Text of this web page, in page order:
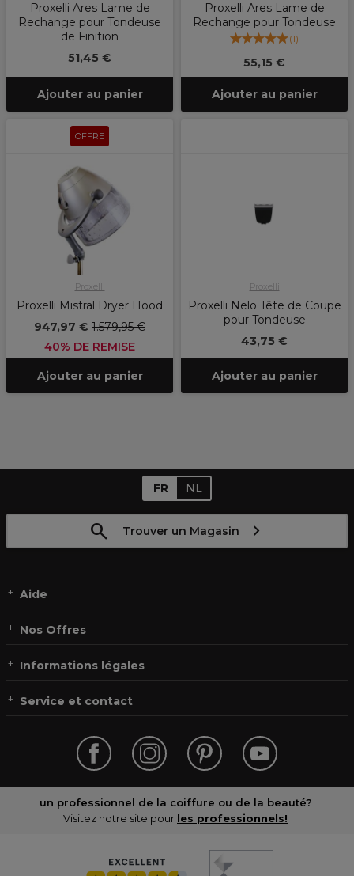
Proxelli Ares Lame de
Rechange pour Tondeuse
de Finition
51,45 €
Ajouter au panier
Proxelli Ares Lame de
Rechange pour Tondeuse
(1)
55,15 €
Ajouter au panier
OFFRE
Proxelli
Proxelli Mistral Dryer Hood
947,97 € 1.579,95 €
40% DE REMISE
Ajouter au panier
Proxelli
Proxelli Nelo Tête de Coupe
pour Tondeuse
43,75 €
Ajouter au panier
FR NL
Trouver un Magasin
Aide
Nos Offres
Informations légales
Service et contact
un professionnel de la coiffure ou de la beauté?
Visitez notre site pour les professionnels!